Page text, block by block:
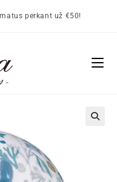
perkant už €50!